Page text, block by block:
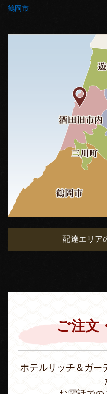
鶴岡市
配達エリア
ご注文
ホテルリッチ＆ガー